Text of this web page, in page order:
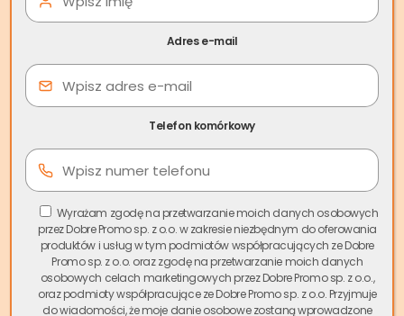
nieruchomości Zabrze
, zyskujesz pełne bezpieczeństwo,
całkowity brak pośredników, minimum uciążliwych
środków nastąpi bezpośrednio po podpisaniu aktu
notarialnego.
Adres e-mail
Telefon komórkowy
Wyrażam zgodę na przetwarzanie moich danych osobowych
przez Dobre Promo sp. z o.o. w zakresie niezbędnym do oferowania
produktów i usług w tym podmiotów współpracujących ze Dobre
Promo sp. z o.o. oraz zgodę na przetwarzanie moich danych
osobowych celach marketingowych przez Dobre Promo sp. z o.o.,
oraz podmioty współpracujące ze Dobre Promo sp. z o.o. Przyjmuje
do wiadomości, że moje danie osobowe zostaną wprowadzone